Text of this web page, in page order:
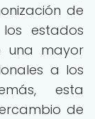
de
estados
una mayor
a los
esta
de